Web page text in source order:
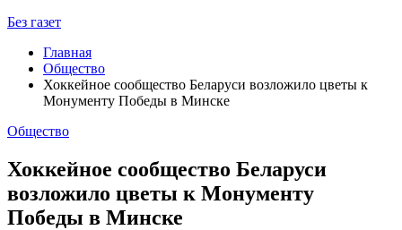
Без газет
Главная
Общество
Хоккейное сообщество Беларуси возложило цветы к
Монументу Победы в Минске
Общество
Хоккейное сообщество Беларуси
возложило цветы к Монументу
Победы в Минске